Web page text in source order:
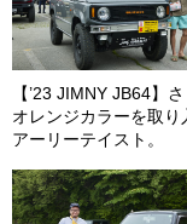
【’23 JIMNY JB64】
オレンジカラーを取り
アーリーテイスト。